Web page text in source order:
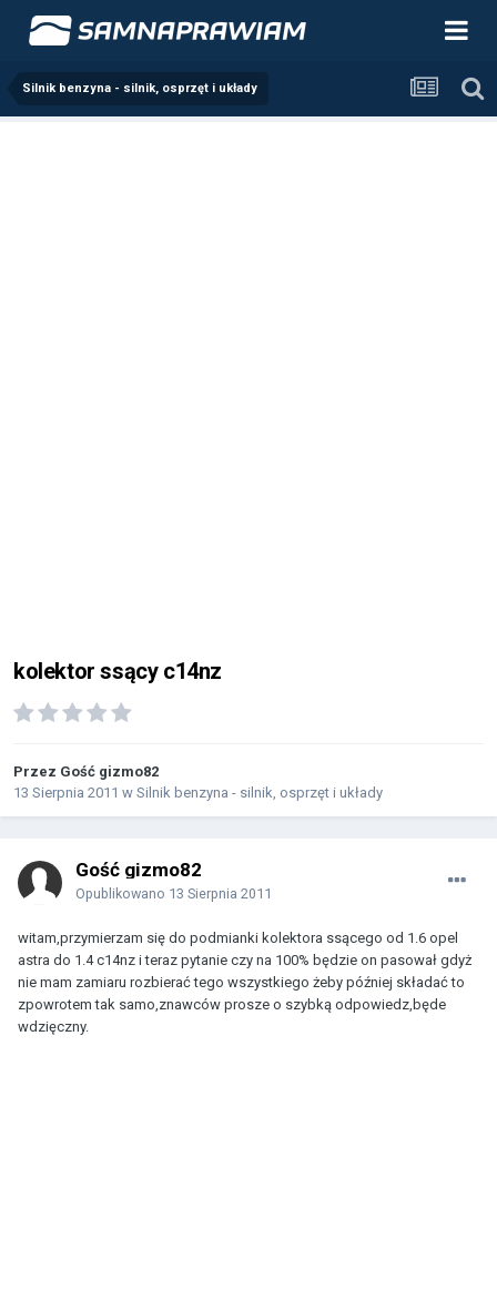
Silnik benzyna - silnik, osprzęt i układy
kolektor ssący c14nz
Przez Gość gizmo82
13 Sierpnia 2011 w Silnik benzyna - silnik, osprzęt i układy
Gość gizmo82
Opublikowano 13 Sierpnia 2011
witam,przymierzam się do podmianki kolektora ssącego od 1.6 opel
astra do 1.4 c14nz i teraz pytanie czy na 100% będzie on pasował gdyż
nie mam zamiaru rozbierać tego wszystkiego żeby później składać to
zpowrotem tak samo,znawców prosze o szybką odpowiedz,będe
wdzięczny.